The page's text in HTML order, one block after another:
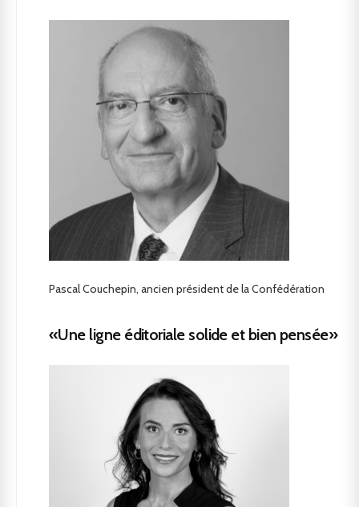
Pascal Couchepin, ancien président de la Confédération
«Une ligne éditoriale solide et bien pensée»